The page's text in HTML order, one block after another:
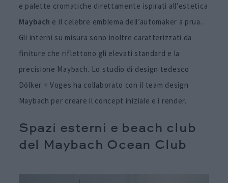
e palette cromatiche direttamente ispirati all’estetica
Maybach e il celebre emblema dell’automaker a prua.
Gli interni su misura sono inoltre caratterizzati da
finiture che riflettono gli elevati standard e la
precisione Maybach. Lo studio di design tedesco
Dölker + Voges ha collaborato con il team design
Maybach per creare il concept iniziale e i render.
Spazi esterni e beach club
del Maybach Ocean Club